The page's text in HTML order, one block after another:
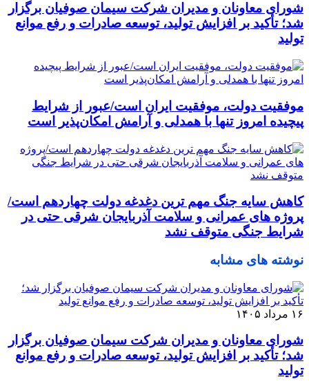
شورای معاونان و مدیران شرکت سیمان صوفیان برگزار
شد؛ تأکید بر افزایش تولید، توسعه صادرات و رفع موانع
تولید
موفقیت دولت، موفقیت ایران است/عبور از شرایط
پیچیده امروز تنها با همدلی و آرامش امکان‌پذیر است
کاهش سایه جنگ مهم ‌ترین دغدغه دولت چهاردهم است/
پروژه ‌های عمرانی و سلامت آذربایجان شرقی حتی در
شرایط جنگی متوقف نشد
نوشته های مشابه
۱۶ مرداد ۱۴۰۵
شورای معاونان و مدیران شرکت سیمان صوفیان برگزار
شد؛ تأکید بر افزایش تولید، توسعه صادرات و رفع موانع
تولید